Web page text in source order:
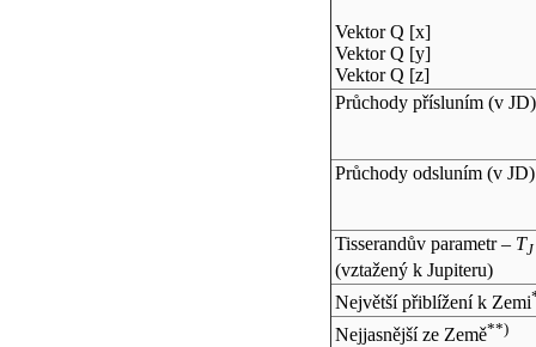
Vektor Q [x]
Vektor Q [y]
Vektor Q [z]
Průchody přísluním (v JD)
Průchody odsluním (v JD)
Tisserandův parametr – TJ
(vztažený k Jupiteru)
Největší přiblížení k Zemi
Nejjasnější ze Země**)